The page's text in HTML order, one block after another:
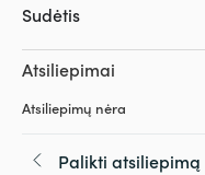
Sudėtis
Atsiliepimai
Atsiliepimų nėra
Palikti atsiliepimą